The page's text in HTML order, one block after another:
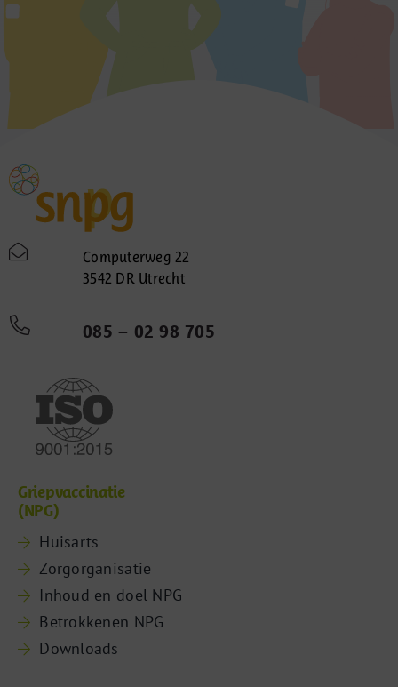
Computerweg 22
3542 DR Utrecht
085 – 02 98 705
Griepvaccinatie
(NPG)
Huisarts
Zorgorganisatie
Inhoud en doel NPG
Betrokkenen NPG
Downloads